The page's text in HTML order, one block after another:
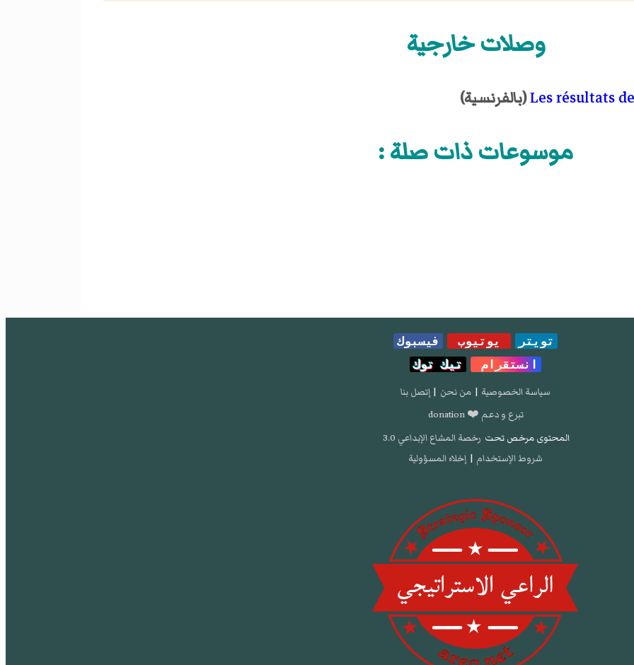
وصلات خارجية
Les résultats(بالفرنسية)
موسوعات ذات صلة :
تويتر يوتيوب
فيسبوك
انستقرام
تيك توك
سياسة الخصوصية | من نحن | إتصل بنا
تبرع و دعم ❤️ donation
المحتوى مرخص تحت رخصة المشاع الإبداعي 3.0
شروط الإستخدام | إخلاء المسؤولية